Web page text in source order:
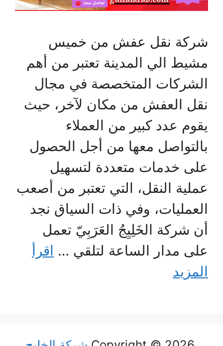
شركة نقل عفش من خميس
مشيط الي المدينة تعتبر من أهم
الشركات المتخصصة في مجال
نقل العفش من مكان لآخر، حيث
يقوم عدد كبير من العملاء
بالتواصل معها من أجل الحصول
على خدمات متعددة لتسهيل
عملية النقل، التي تعتبر من أصعب
العمليات، وفي ذات السياق نجد
أن شركة الخَلِيِجُ العَرَبِيّ تعمل
على مدار الساعة لتلقي … اقرأ
المزيد